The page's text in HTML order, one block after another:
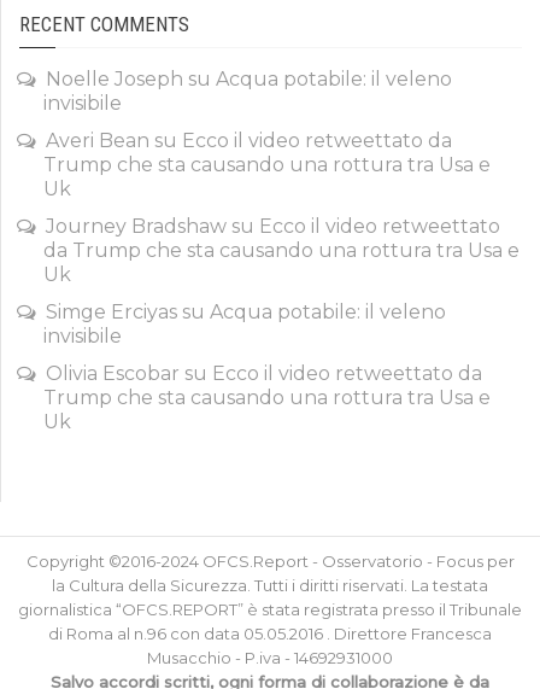
RECENT COMMENTS
Noelle Joseph su Acqua potabile: il veleno
invisibile
Averi Bean su Ecco il video retweettato da
Trump che sta causando una rottura tra Usa e
Uk
Journey Bradshaw su Ecco il video retweettato
da Trump che sta causando una rottura tra Usa e
Uk
Simge Erciyas su Acqua potabile: il veleno
invisibile
Olivia Escobar su Ecco il video retweettato da
Trump che sta causando una rottura tra Usa e
Uk
Copyright ©2016-2024 OFCS.Report - Osservatorio - Focus per
la Cultura della Sicurezza. Tutti i diritti riservati. La testata
giornalistica “OFCS.REPORT” è stata registrata presso il Tribunale
di Roma al n.96 con data 05.05.2016 . Direttore Francesca
Musacchio - P.iva - 14692931000
Salvo accordi scritti, ogni forma di collaborazione è da